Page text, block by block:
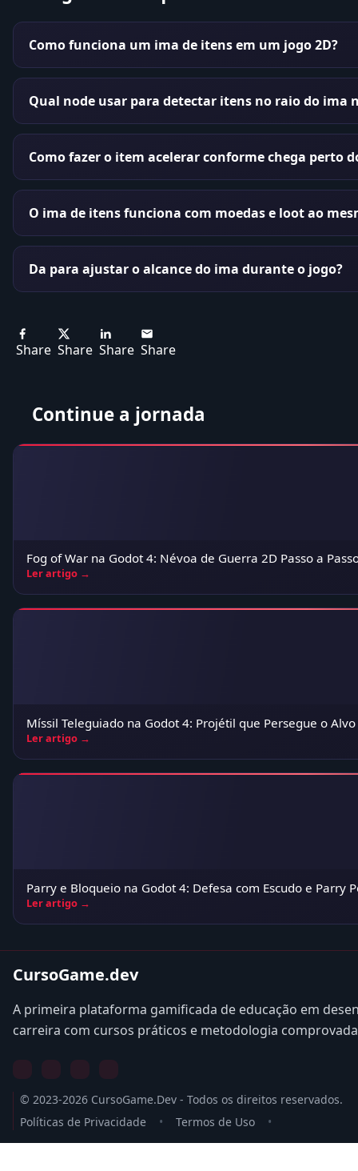
Como funciona um ima de itens em um jogo 2D?
Qual node usar para detectar itens no raio do ima
Como fazer o item acelerar conforme chega perto
O ima de itens funciona com moedas e loot ao
Da para ajustar o alcance do ima durante o jogo?
Share Share Share Share
Continue a jornada
Fog of War na Godot 4: Névoa de Guerra 2D Passo a
Ler artigo →
Míssil Teleguiado na Godot 4: Projétil que Persegue o
Ler artigo →
Parry e Bloqueio na Godot 4: Defesa com Escudo e Parry
Ler artigo →
CursoGame.dev
A primeira plataforma gamificada de educação em
carreira com cursos práticos e metodologia
© 2023-2026 CursoGame.Dev - Todos os direitos reservados.
Políticas de Privacidade
• Termos de Uso •